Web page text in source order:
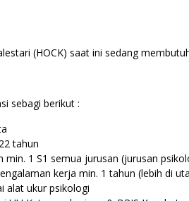
(HOCK) saat ini sedang
sebagi berikut :
tahun
min. 1 S1 semua jurusan (jurusan
kerja min. 1 tahun (lebih di
alat ukur psikologi